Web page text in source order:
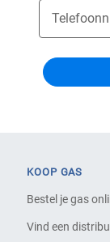
KOOP GAS
Bestel je gas
Vind een